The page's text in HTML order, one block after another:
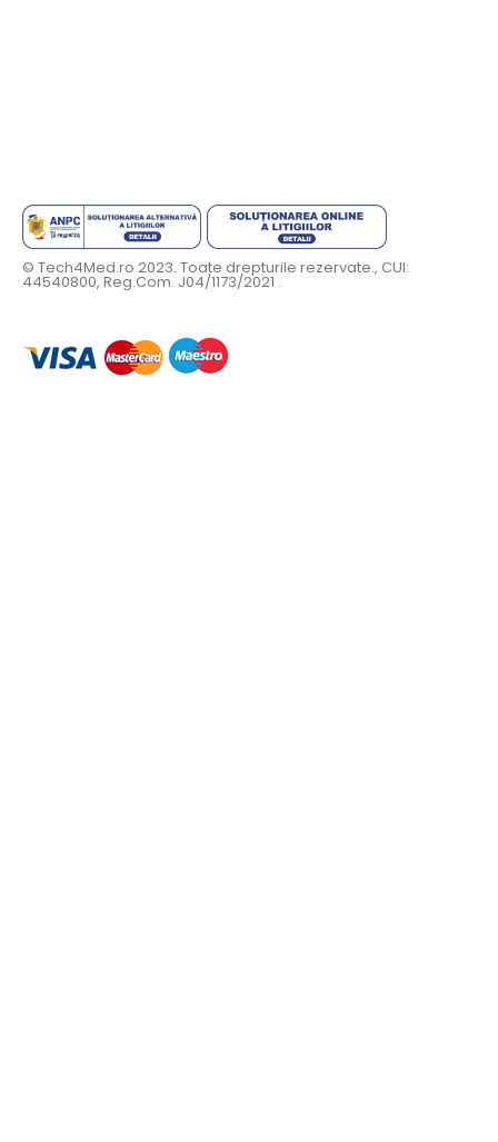
© Tech4Med.ro 2023. Toate drepturile rezervate., CUI:
44540800, Reg.Com. J04/1173/2021 .